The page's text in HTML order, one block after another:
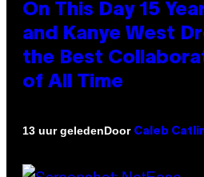
On This Day 15
and Kanye West
the Best
of All Time
13 uur geledenDoor Caleb